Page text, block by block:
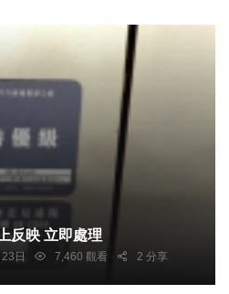
高虹安：廁所不通 馬上反映 立即處理
日 7,460 觀看 2 分享